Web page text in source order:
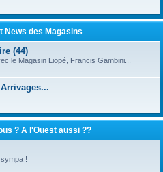
News des Magasins
(44)
le Magasin Liopé, Francis Gambini...
? A l'Ouest aussi ??
!